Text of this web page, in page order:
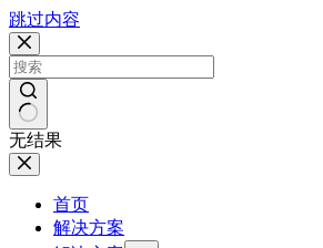
跳过内容
无结果
首页
解决方案